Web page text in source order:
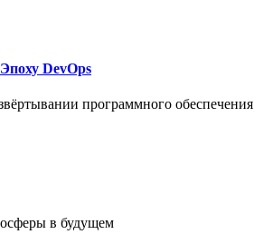
DevOps
программного обеспечения
в будущем